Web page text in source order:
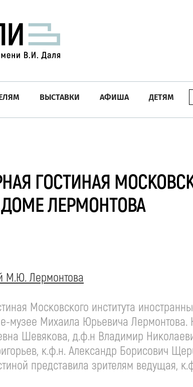
ВЫСТАВКИ АФИША ДЕТЯМ
ГОСТИНАЯ
ЛЕРМОНТОВА
М.Ю. Лермонтова
Московского института
музее Михаила Юрьевича Лермонтова.
Шевякова, д.ф.н Владимир
к.ф.н. Александр Борисович
представила зрителям ведущая,